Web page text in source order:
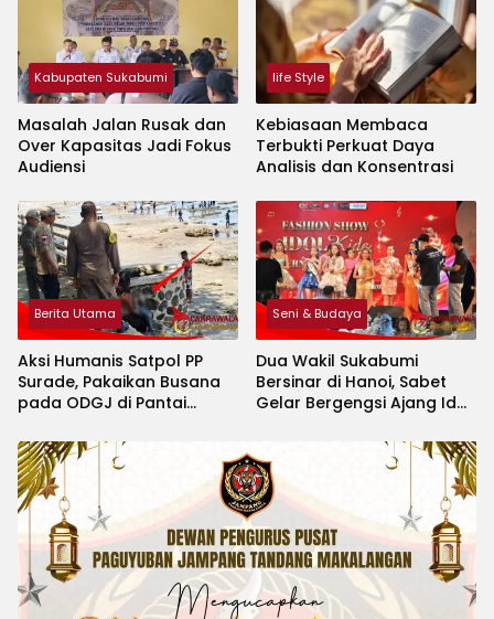
Kabupaten Sukabumi
Masalah Jalan Rusak dan
Over Kapasitas Jadi Fokus
Audiensi
life Style
Kebiasaan Membaca
Terbukti Perkuat Daya
Analisis dan Konsentrasi
Berita Utama
Aksi Humanis Satpol PP
Surade, Pakaikan Busana
pada ODGJ di Pantai
Seni & Budaya
Dua Wakil Sukabumi
Bersinar di Hanoi, Sabet
Gelar Bergengsi Ajang Idol